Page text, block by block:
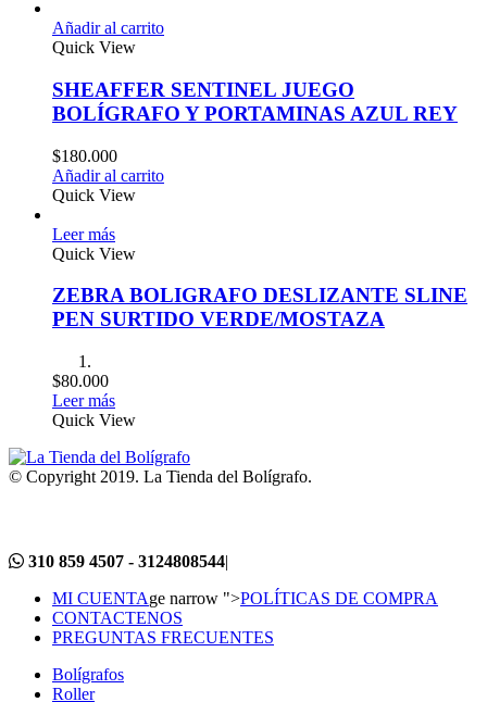
Añadir al carrito
Quick View
SHEAFFER SENTINEL JUEGO
BOLÍGRAFO Y PORTAMINAS AZUL REY
$180.000
Añadir al carrito
Quick View
Leer más
Quick View
ZEBRA BOLIGRAFO DESLIZANTE SLINE
PEN SURTIDO VERDE/MOSTAZA
$80.000
Leer más
Quick View
© Copyright 2019. La Tienda del Bolígrafo.
310 859 4507 - 3124808544|
MI CUENTAge narrow ">POLÍTICAS DE COMPRA
CONTACTENOS
PREGUNTAS FRECUENTES
Bolígrafos
Roller